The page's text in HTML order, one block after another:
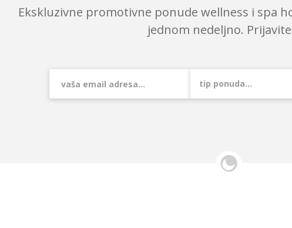
Ekskluzivne promotivne ponude wellness i spa
jednom nedeljno. Prijavite